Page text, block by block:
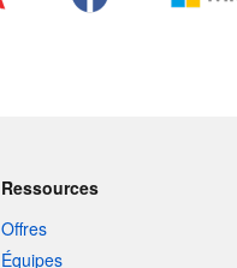
Ressources
Offres
Équipes